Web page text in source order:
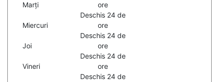
Marți
ore
Miercuri
Deschis 24 de
ore
Joi
Deschis 24 de
ore
Vineri
Deschis 24 de
ore
Deschis 24 de